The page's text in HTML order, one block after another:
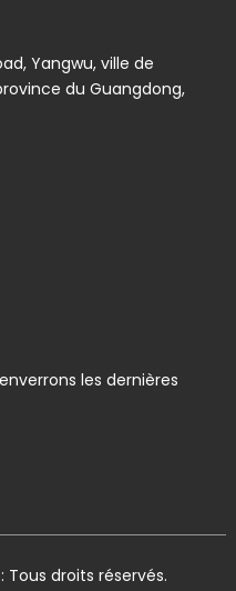
Yangwu, ville de
du Guangdong,
les dernières
droits réservés.